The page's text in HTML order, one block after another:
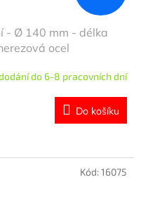
- Ø 140 mm - délka
ocel
do 6-8 pracovních dní
Do košíku
Kód:16075